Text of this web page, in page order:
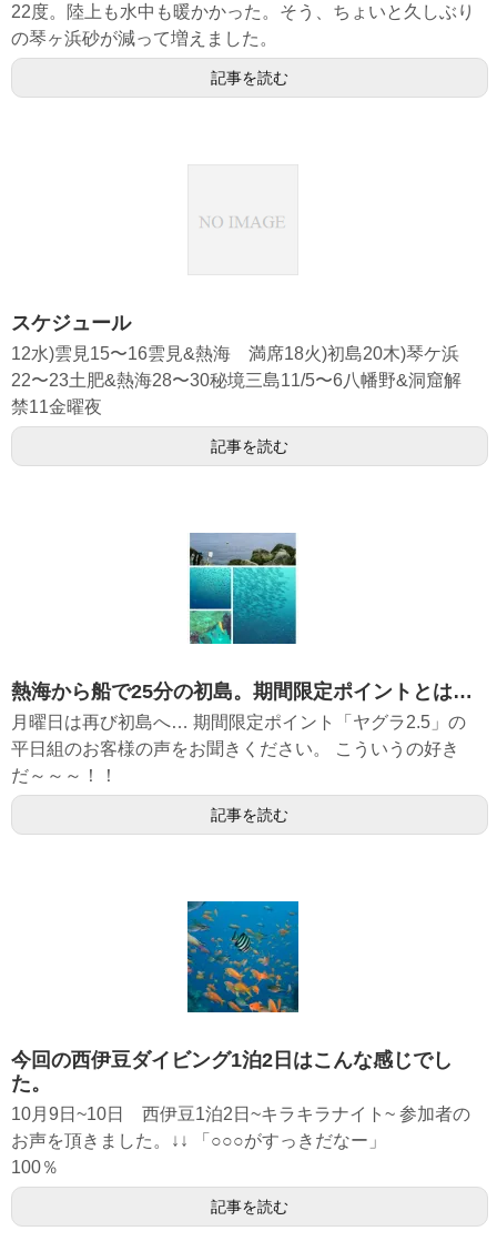
22度。陸上も水中も暖かかった。そう、ちょいと久しぶり
の琴ヶ浜砂が減って増えました。
記事を読む
スケジュール
12水)雲見15〜16雲見&熱海 満席18火)初島20木)琴ケ浜
22〜23土肥&熱海28〜30秘境三島11/5〜6八幡野&洞窟解
禁11金曜夜
記事を読む
熱海から船で25分の初島。期間限定ポイントとは…
月曜日は再び初島へ… 期間限定ポイント「ヤグラ2.5」の
平日組のお客様の声をお聞きください。 こういうの好き
だ～～～！！
記事を読む
今回の西伊豆ダイビング1泊2日はこんな感じでし
た。
10月9日~10日 西伊豆1泊2日~キラキラナイト~ 参加者の
お声を頂きました。↓↓ 「○○○がすっきだなー」
100％
記事を読む